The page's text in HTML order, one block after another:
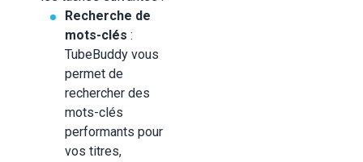
Recherche de
mots-clés :
TubeBuddy vous
permet de
rechercher des
mots-clés
performants pour
vos titres,